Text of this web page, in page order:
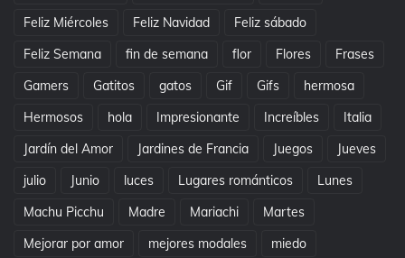
Feliz Miércoles
Feliz Navidad
Feliz sábado
Feliz Semana
fin de semana flor Flores
Frases
Gamers
Gatitos gatos Gif Gifs
hermosa
Hermosos
hola Impresionante Increíbles
Italia
Jardín del Amor
Jardines de Francia Juegos
Jueves
julio
Junio luces Lugares románticos
Lunes
Machu Picchu
Madre Mariachi
Martes
Mejorar por amor
mejores modales
miedo